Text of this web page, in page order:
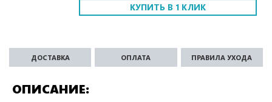
КУПИТЬ В 1 КЛИК
ОПИСАНИЕ
ДОСТАВКА ОПЛАТА ПРАВИЛА УХОДА